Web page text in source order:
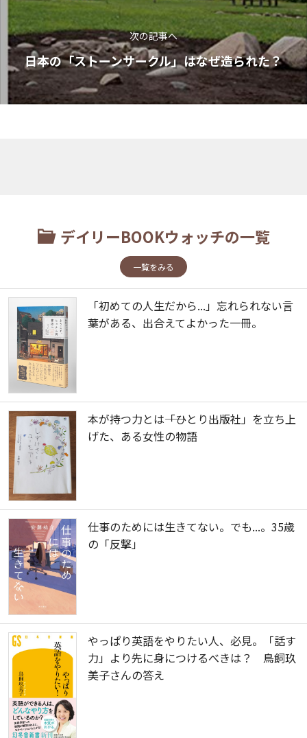
次の記事へ
日本の「ストーンサークル」はなぜ造られた？
デイリーBOOKウォッチの一覧
一覧をみる
「初めての人生だから...」忘れられない言
葉がある、出合えてよかった一冊。
本が持つ力とは――「ひとり出版社」を立ち上
げた、ある女性の物語
仕事のためには生きてない。でも...。35歳
の「反撃」
やっぱり英語をやりたい人、必見。「話す
力」より先に身につけるべきは？ 鳥飼玖
美子さんの答え